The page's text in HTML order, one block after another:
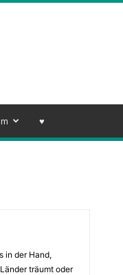
♥️
in der Hand,
träumt oder